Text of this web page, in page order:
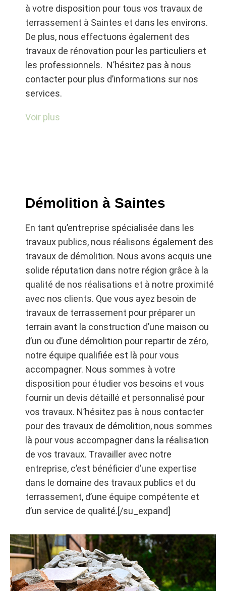
à votre disposition pour tous vos travaux de
terrassement à Saintes et dans les environs.
De plus, nous effectuons également des
travaux de rénovation pour les particuliers et
les professionnels. N’hésitez pas à nous
contacter pour plus d’informations sur nos
services.
Travaux d’assainissement
dans les environs de la Charente-Maritime,
Que vous soyez particulier ou professionnel,
nous mettons à votre disposition notre
expérience. Nous sommes en mesure
d’effectuer tous les travaux d’assainissement
individuel nécessaires, que ce soit pour la
construction d’une maison, l’aménagement
d’un terrain ou la réalisation de travaux publics.
Notre équipe qualifiée et équipée des derniers
équipements assure une intervention rapide et
efficace. Nous proposons des services
répondant aux normes en vigueur. Que ce soit
pour une rénovation ou une installation neuve,
nous assurons la réalisation de tous les
travaux nécessaires pour garantir un
assainissement efficace et respectueux de
l’environnement. Pour tous vos besoins en
travaux de terrassement, assainissement,
démolition, construction et rénovation à
Saintes et ses alentours. Notre entreprise met
tout en œuvre pour vous offrir des prestations
de qualité, dans le respect des délais et des
Voir plus
Démolition à Saintes
En tant qu’entreprise spécialisée dans les
travaux publics, nous réalisons également des
travaux de démolition. Nous avons acquis une
solide réputation dans notre région grâce à la
qualité de nos réalisations et à notre proximité
avec nos clients. Que vous ayez besoin de
travaux de terrassement pour préparer un
terrain avant la construction d’une maison ou
d’un ou d’une démolition pour repartir de zéro,
notre équipe qualifiée est là pour vous
accompagner. Nous sommes à votre
disposition pour étudier vos besoins et vous
fournir un devis détaillé et personnalisé pour
vos travaux. N’hésitez pas à nous contacter
pour des travaux de démolition, nous sommes
là pour vous accompagner dans la réalisation
de vos travaux. Travailler avec notre
entreprise, c’est bénéficier d’une expertise
dans le domaine des travaux publics et du
terrassement, d’une équipe compétente et
d’un service de qualité.[/su_expand]